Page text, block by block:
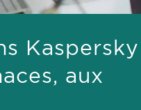
Kaspersky
aux